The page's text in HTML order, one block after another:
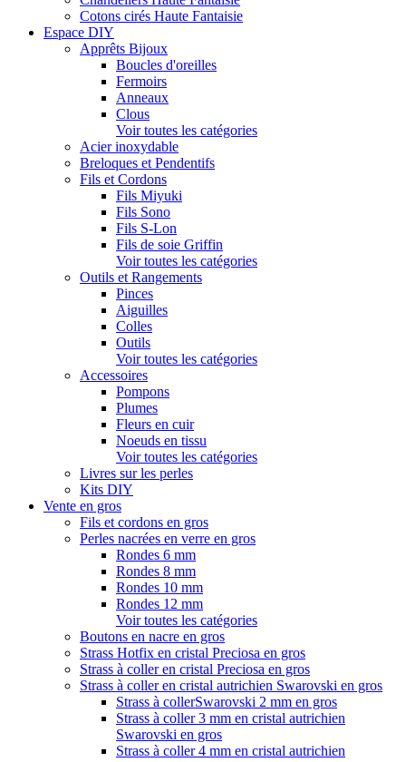
Cotons cirés Haute Fantaisie
Espace DIY
Apprêts Bijoux
Boucles d'oreilles
Fermoirs
Anneaux
Clous
Voir toutes les catégories
Acier inoxydable
Breloques et Pendentifs
Fils et Cordons
Fils Miyuki
Fils Sono
Fils S-Lon
Fils de soie Griffin
Voir toutes les catégories
Outils et Rangements
Pinces
Aiguilles
Colles
Outils
Voir toutes les catégories
Accessoires
Pompons
Plumes
Fleurs en cuir
Noeuds en tissu
Voir toutes les catégories
Livres sur les perles
Kits DIY
Vente en gros
Fils et cordons en gros
Perles nacrées en verre en gros
Rondes 6 mm
Rondes 8 mm
Rondes 10 mm
Rondes 12 mm
Voir toutes les catégories
Boutons en nacre en gros
Strass Hotfix en cristal Preciosa en gros
Strass à coller en cristal Preciosa en gros
Strass à coller en cristal autrichien Swarovski en gros
Strass à collerSwarovski 2 mm en gros
Strass à coller 3 mm en cristal autrichien
Swarovski en gros
Strass à coller 4 mm en cristal autrichien